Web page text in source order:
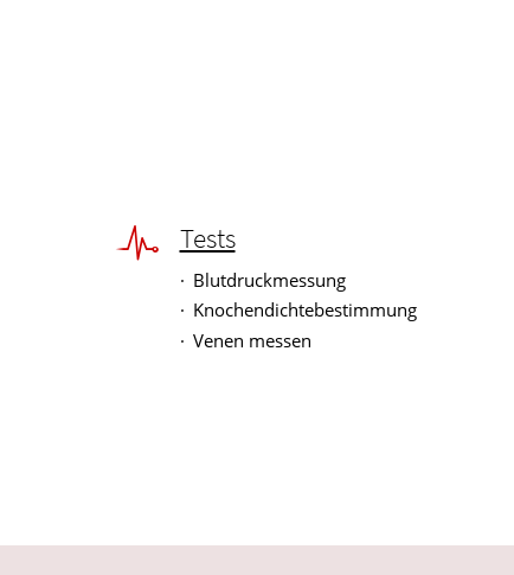
Tests
Blutdruckmessung
Knochendichtebestimmung
Venen messen